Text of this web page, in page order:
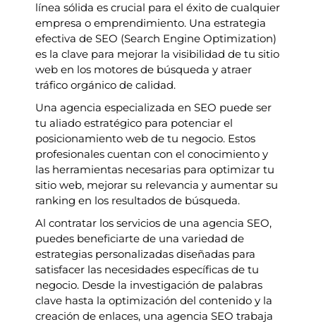
línea sólida es crucial para el éxito de cualquier
empresa o emprendimiento. Una estrategia
efectiva de SEO (Search Engine Optimization)
es la clave para mejorar la visibilidad de tu sitio
web en los motores de búsqueda y atraer
tráfico orgánico de calidad.
Una agencia especializada en SEO puede ser
tu aliado estratégico para potenciar el
posicionamiento web de tu negocio. Estos
profesionales cuentan con el conocimiento y
las herramientas necesarias para optimizar tu
sitio web, mejorar su relevancia y aumentar su
ranking en los resultados de búsqueda.
Al contratar los servicios de una agencia SEO,
puedes beneficiarte de una variedad de
estrategias personalizadas diseñadas para
satisfacer las necesidades específicas de tu
negocio. Desde la investigación de palabras
clave hasta la optimización del contenido y la
creación de enlaces, una agencia SEO trabaja